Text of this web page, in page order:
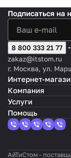
Подписаться на
8 800 333 21 77
zakaz@itstom.ru
г. Москва, ул.
Интернет-
Компания
Услуги
Помощь
АйТиСтом -